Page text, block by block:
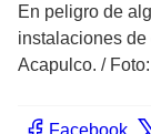
En peligro de
instalaciones
Acapulco. /
Facebook